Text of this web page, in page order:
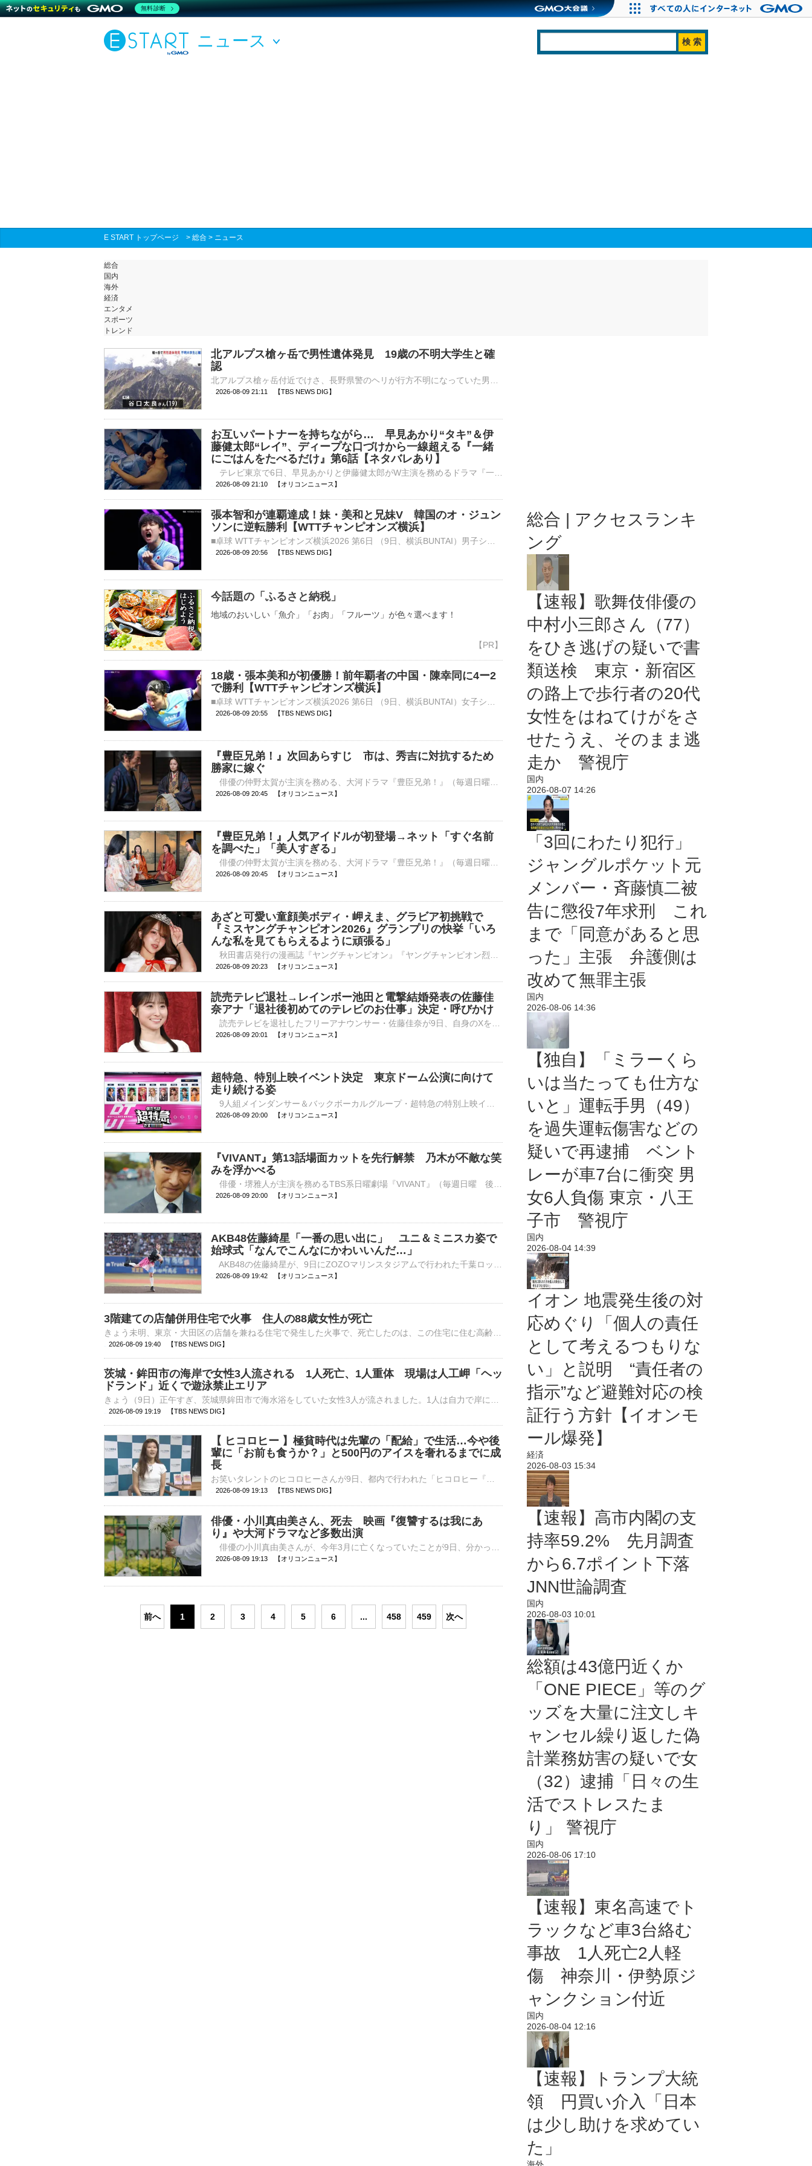
ニュース
E START トップページ > 総合 > ニュース
総合
国内
海外
経済
エンタメ
スポーツ
トレンド
北アルプス槍ヶ岳で男性遺体発見 19歳の不明大学生と確
認
2026-08-09 21:11 【TBS NEWS DIG】
お互いパートナーを持ちながら… 早見あかり“タキ”＆伊
藤健太郎“レイ”、ディープな口づけから一線超える『一緒
にごはんをたべるだけ』第6話【ネタバレあり】
2026-08-09 21:10 【オリコンニュース】
張本智和が連覇達成！妹・美和と兄妹V 韓国のオ・ジュン
ソンに逆転勝利【WTTチャンピオンズ横浜】
2026-08-09 20:56 【TBS NEWS DIG】
今話題の「ふるさと納税」
地域のおいしい「魚介」「お肉」「フルーツ」が色々選べます！
18歳・張本美和が初優勝！前年覇者の中国・陳幸同に4ー2
で勝利【WTTチャンピオンズ横浜】
2026-08-09 20:55 【TBS NEWS DIG】
『豊臣兄弟！』次回あらすじ 市は、秀吉に対抗するため
勝家に嫁ぐ
2026-08-09 20:45 【オリコンニュース】
『豊臣兄弟！』人気アイドルが初登場→ネット「すぐ名前
を調べた」「美人すぎる」
2026-08-09 20:45 【オリコンニュース】
あざと可愛い童顔美ボディ・岬えま、グラビア初挑戦で
『ミスヤングチャンピオン2026』グランプリの快挙「いろ
んな私を見てもらえるように頑張る」
2026-08-09 20:23 【オリコンニュース】
読売テレビ退社→レインボー池田と電撃結婚発表の佐藤佳
奈アナ「退社後初めてのテレビのお仕事」決定・呼びかけ
2026-08-09 20:01 【オリコンニュース】
超特急、特別上映イベント決定 東京ドーム公演に向けて
走り続ける姿
2026-08-09 20:00 【オリコンニュース】
『VIVANT』第13話場面カットを先行解禁 乃木が不敵な笑
みを浮かべる
2026-08-09 20:00 【オリコンニュース】
AKB48佐藤綺星「一番の思い出に」 ユニ＆ミニスカ姿で
始球式「なんでこんなにかわいいんだ…」
2026-08-09 19:42 【オリコンニュース】
3階建ての店舗併用住宅で火事 住人の88歳女性が死亡
2026-08-09 19:40 【TBS NEWS DIG】
茨城・鉾田市の海岸で女性3人流される 1人死亡、1人重体 現場は人工岬「ヘッ
ドランド」近くで遊泳禁止エリア
2026-08-09 19:19 【TBS NEWS DIG】
【 ヒコロヒー 】極貧時代は先輩の「配給」で生活…今や後
輩に「お前も食うか？」と500円のアイスを奢れるまでに成
長
2026-08-09 19:13 【TBS NEWS DIG】
俳優・小川真由美さん、死去 映画『復讐するは我にあ
り』や大河ドラマなど多数出演
2026-08-09 19:13 【オリコンニュース】
前へ 1 2 3 4 5 6 ... 458 459 次へ
総合 | アクセスランキ
ング
【速報】歌舞伎俳優の
中村小三郎さん（77）
をひき逃げの疑いで書
類送検 東京・新宿区
の路上で歩行者の20代
女性をはねてけがをさ
せたうえ、そのまま逃
走か 警視庁
国内
2026-08-07 14:26
「3回にわたり犯行」
ジャングルポケット元
メンバー・斉藤慎二被
告に懲役7年求刑 これ
まで「同意があると思
った」主張 弁護側は
改めて無罪主張
国内
2026-08-06 14:36
【独自】「ミラーくら
いは当たっても仕方な
いと」運転手男（49）
を過失運転傷害などの
疑いで再逮捕 ベント
レーが車7台に衝突 男
女6人負傷 東京・八王
子市 警視庁
国内
2026-08-04 14:39
イオン 地震発生後の対
応めぐり「個人の責任
として考えるつもりな
い」と説明 “責任者の
指示”など避難対応の検
証行う方針【イオンモ
ール爆発】
経済
2026-08-03 15:34
【速報】高市内閣の支
持率59.2% 先月調査
から6.7ポイント下落
JNN世論調査
国内
2026-08-03 10:01
総額は43億円近くか
「ONE PIECE」等のグ
ッズを大量に注文しキ
ャンセル繰り返した偽
計業務妨害の疑いで女
（32）逮捕「日々の生
活でストレスたま
り」 警視庁
国内
2026-08-06 17:10
【速報】東名高速でト
ラックなど車3台絡む
事故 1人死亡2人軽
傷 神奈川・伊勢原ジ
ャンクション付近
国内
2026-08-04 12:16
【速報】トランプ大統
領 円買い介入「日本
は少し助けを求めてい
た」
無料診断